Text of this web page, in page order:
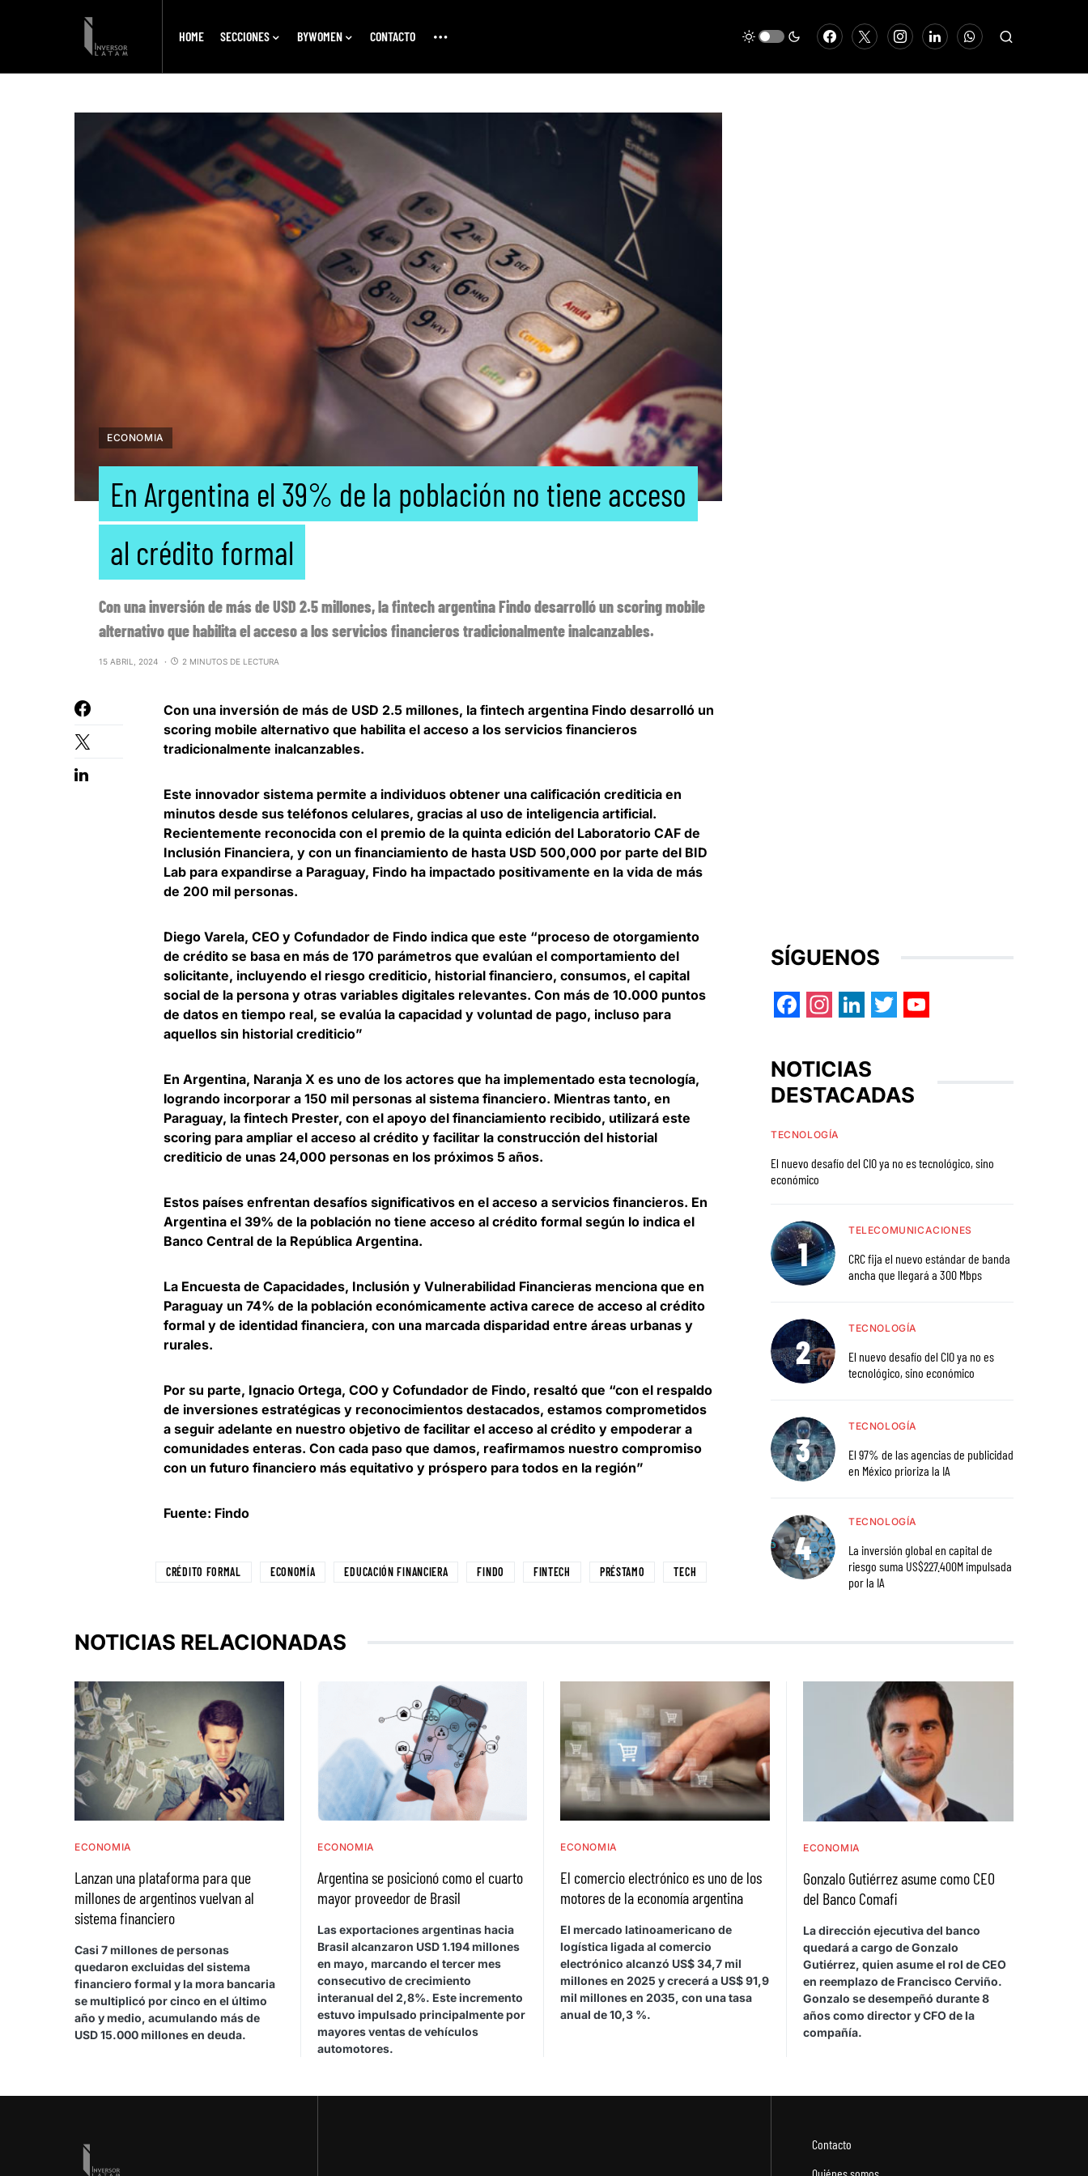
HOME SECCIONES BYWOMEN CONTACTO
ECONOMIA
En Argentina el 39% de la población no tiene acceso
al crédito formal
Con una inversión de más de USD 2.5 millones, la fintech argentina Findo desarrolló un scoring mobile
alternativo que habilita el acceso a los servicios financieros tradicionalmente inalcanzables.
15 ABRIL, 2024 2 MINUTOS DE LECTURA
Con una inversión de más de USD 2.5 millones, la fintech argentina Findo desarrolló un
scoring mobile alternativo que habilita el acceso a los servicios financieros
tradicionalmente inalcanzables.
Este innovador sistema permite a individuos obtener una calificación crediticia en
minutos desde sus teléfonos celulares, gracias al uso de inteligencia artificial.
Recientemente reconocida con el premio de la quinta edición del Laboratorio CAF de
Inclusión Financiera, y con un financiamiento de hasta USD 500,000 por parte del BID
Lab para expandirse a Paraguay, Findo ha impactado positivamente en la vida de más
de 200 mil personas.
Diego Varela, CEO y Cofundador de Findo indica que este “proceso de otorgamiento
de crédito se basa en más de 170 parámetros que evalúan el comportamiento del
solicitante, incluyendo el riesgo crediticio, historial financiero, consumos, el capital
social de la persona y otras variables digitales relevantes. Con más de 10.000 puntos
de datos en tiempo real, se evalúa la capacidad y voluntad de pago, incluso para
aquellos sin historial crediticio”
En Argentina, Naranja X es uno de los actores que ha implementado esta tecnología,
logrando incorporar a 150 mil personas al sistema financiero. Mientras tanto, en
Paraguay, la fintech Prester, con el apoyo del financiamiento recibido, utilizará este
scoring para ampliar el acceso al crédito y facilitar la construcción del historial
crediticio de unas 24,000 personas en los próximos 5 años.
Estos países enfrentan desafíos significativos en el acceso a servicios financieros. En
Argentina el 39% de la población no tiene acceso al crédito formal según lo indica el
Banco Central de la República Argentina.
La Encuesta de Capacidades, Inclusión y Vulnerabilidad Financieras menciona que en
Paraguay un 74% de la población económicamente activa carece de acceso al crédito
formal y de identidad financiera, con una marcada disparidad entre áreas urbanas y
rurales.
Por su parte, Ignacio Ortega, COO y Cofundador de Findo, resaltó que “con el respaldo
de inversiones estratégicas y reconocimientos destacados, estamos comprometidos
a seguir adelante en nuestro objetivo de facilitar el acceso al crédito y empoderar a
comunidades enteras. Con cada paso que damos, reafirmamos nuestro compromiso
con un futuro financiero más equitativo y próspero para todos en la región”
Fuente: Findo
CRÉDITO FORMAL ECONOMÍA EDUCACIÓN FINANCIERA FINDO FINTECH PRÉSTAMO TECH
SÍGUENOS
NOTICIAS
DESTACADAS
TECNOLOGÍA
El nuevo desafío del CIO ya no es tecnológico, sino
económico
TELECOMUNICACIONES
CRC fija el nuevo estándar de banda
ancha que llegará a 300 Mbps
TECNOLOGÍA
El nuevo desafío del CIO ya no es
tecnológico, sino económico
TECNOLOGÍA
El 97% de las agencias de publicidad
en México prioriza la IA
TECNOLOGÍA
La inversión global en capital de
riesgo suma US$227.400M impulsada
por la IA
NOTICIAS RELACIONADAS
ECONOMIA
Lanzan una plataforma para que
millones de argentinos vuelvan al
sistema financiero
Casi 7 millones de personas
quedaron excluidas del sistema
financiero formal y la mora bancaria
se multiplicó por cinco en el último
año y medio, acumulando más de
USD 15.000 millones en deuda.
ECONOMIA
Argentina se posicionó como el cuarto
mayor proveedor de Brasil
Las exportaciones argentinas hacia
Brasil alcanzaron USD 1.194 millones
en mayo, marcando el tercer mes
consecutivo de crecimiento
interanual del 2,8%. Este incremento
estuvo impulsado principalmente por
mayores ventas de vehículos
automotores.
ECONOMIA
El comercio electrónico es uno de los
motores de la economía argentina
El mercado latinoamericano de
logística ligada al comercio
electrónico alcanzó US$ 34,7 mil
millones en 2025 y crecerá a US$ 91,9
mil millones en 2035, con una tasa
anual de 10,3 %.
ECONOMIA
Gonzalo Gutiérrez asume como CEO
del Banco Comafi
La dirección ejecutiva del banco
quedará a cargo de Gonzalo
Gutiérrez, quien asume el rol de CEO
en reemplazo de Francisco Cerviño.
Gonzalo se desempeñó durante 8
años como director y CFO de la
compañía.
Contacto